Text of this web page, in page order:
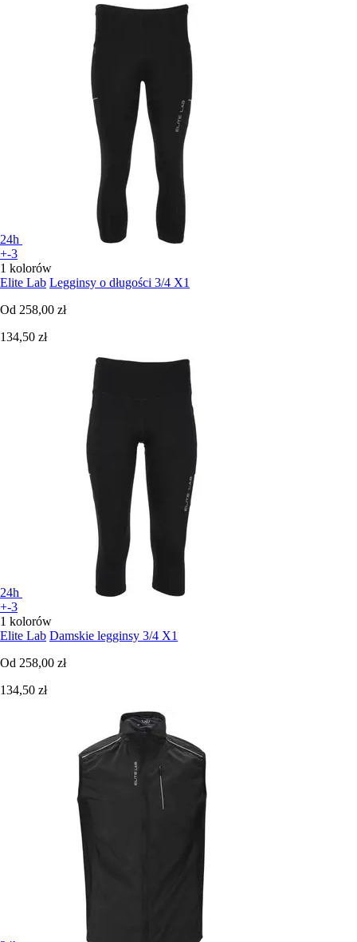
24h
+-3
1 kolorów
Elite Lab Legginsy o długości 3/4 X1
Od 258,00 zł
134,50 zł
24h
+-3
1 kolorów
Elite Lab Damskie legginsy 3/4 X1
Od 258,00 zł
134,50 zł